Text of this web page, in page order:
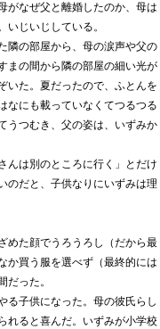
がなぜ父と離婚したのか、母は
じいじしている。
隣の部屋から、母の涙声や父の
まの間から隣の部屋の細い光が
いた。夏だったので、ふとんを
なにも載っていなくてつるつる
うつむき、父の姿は、いずみか
んは別のところに行く」とだけ
のだと、子供なりにいずみは理
めた顔でうろうろし（だから最
か買う服を選べず（最終的には
だった。
る子供になった。母の彼氏らし
れると喜んだ。いずみが小学校